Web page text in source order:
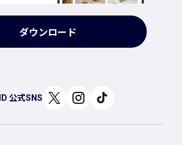
ダウンロード
公式SNS